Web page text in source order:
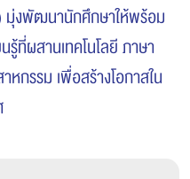
มุ่งพัฒนานักศึกษาให้พร้อม
รู้ที่ผสานเทคโนโลยี ภาษา
กรรม เพื่อสร้างโอกาสใน